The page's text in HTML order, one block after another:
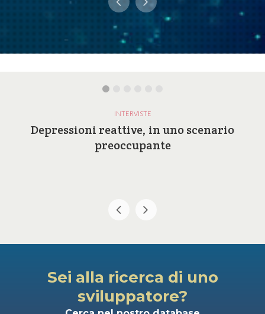
INTERVISTE
Depressioni reattive, in uno scenario
preoccupante
Sei alla ricerca di uno
sviluppatore?